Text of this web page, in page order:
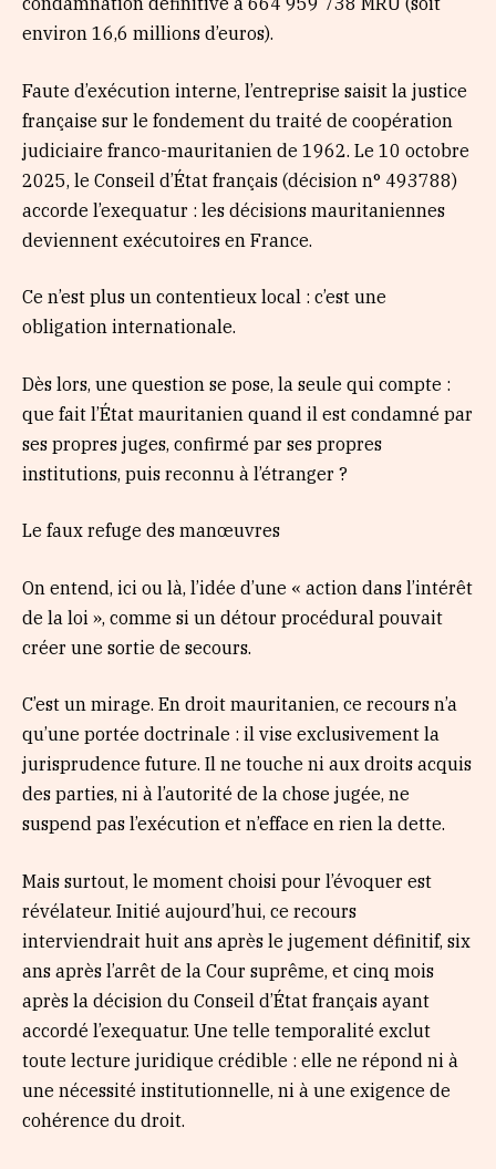
environ 16,6 millions d’euros).
Faute d’exécution interne, l’entreprise saisit la justice
française sur le fondement du traité de coopération
judiciaire franco-mauritanien de 1962. Le 10 octobre
2025, le Conseil d’État français (décision n° 493788)
accorde l’exequatur : les décisions mauritaniennes
deviennent exécutoires en France.
Ce n’est plus un contentieux local : c’est une
obligation internationale.
Dès lors, une question se pose, la seule qui compte :
que fait l’État mauritanien quand il est condamné par
ses propres juges, confirmé par ses propres
institutions, puis reconnu à l’étranger ?
Le faux refuge des manœuvres
On entend, ici ou là, l’idée d’une « action dans l’intérêt
de la loi », comme si un détour procédural pouvait
créer une sortie de secours.
C’est un mirage. En droit mauritanien, ce recours n’a
qu’une portée doctrinale : il vise exclusivement la
jurisprudence future. Il ne touche ni aux droits acquis
des parties, ni à l’autorité de la chose jugée, ne
suspend pas l’exécution et n’efface en rien la dette.
Mais surtout, le moment choisi pour l’évoquer est
révélateur. Initié aujourd’hui, ce recours
interviendrait huit ans après le jugement définitif, six
ans après l’arrêt de la Cour suprême, et cinq mois
après la décision du Conseil d’État français ayant
accordé l’exequatur. Une telle temporalité exclut
toute lecture juridique crédible : elle ne répond ni à
une nécessité institutionnelle, ni à une exigence de
cohérence du droit.